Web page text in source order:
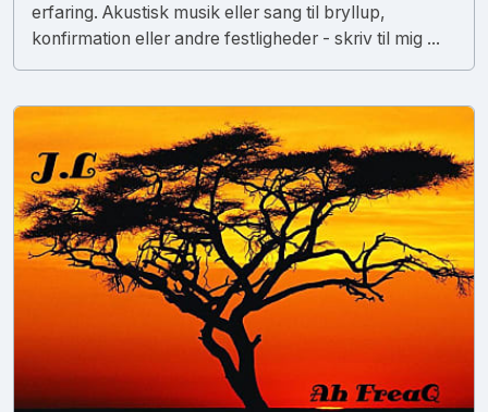
erfaring. Akustisk musik eller sang til bryllup,
konfirmation eller andre festligheder - skriv til mig ...